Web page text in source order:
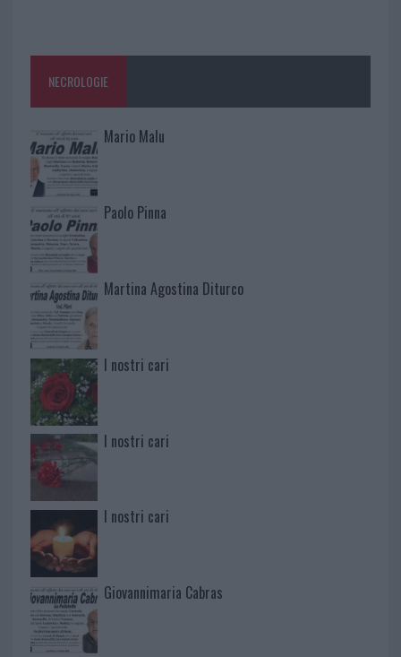
NECROLOGIE
Mario Malu
Paolo Pinna
Martina Agostina Diturco
I nostri cari
I nostri cari
I nostri cari
Giovannimaria Cabras